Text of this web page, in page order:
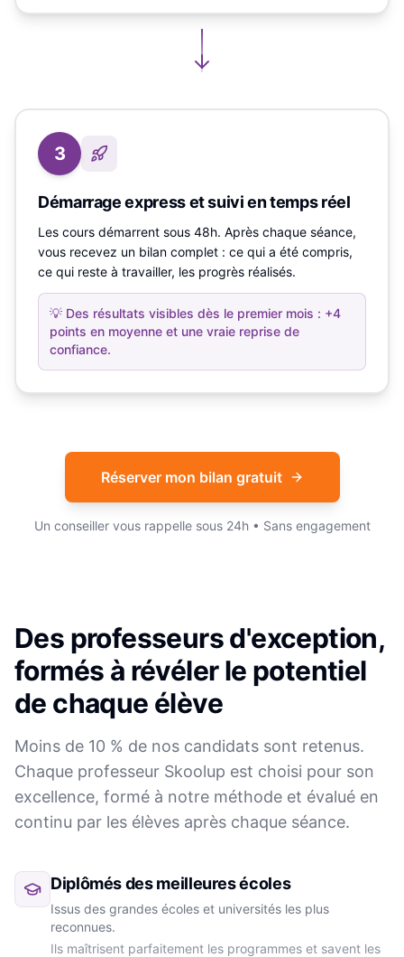
3
Démarrage express et suivi en temps réel
Les cours démarrent sous 48h. Après chaque séance,
vous recevez un bilan complet : ce qui a été compris,
ce qui reste à travailler, les progrès réalisés.
💡 Des résultats visibles dès le premier mois : +4
points en moyenne et une vraie reprise de
confiance.
Réserver mon bilan gratuit
Un conseiller vous rappelle sous 24h • Sans engagement
Des professeurs d'exception,
formés à révéler le potentiel
de chaque élève
Moins de 10 % de nos candidats sont retenus.
Chaque professeur Skoolup est choisi pour son
excellence, formé à notre méthode et évalué en
continu par les élèves après chaque séance.
Diplômés des meilleures écoles
Issus des grandes écoles et universités les plus
reconnues.
Ils maîtrisent parfaitement les programmes et savent les